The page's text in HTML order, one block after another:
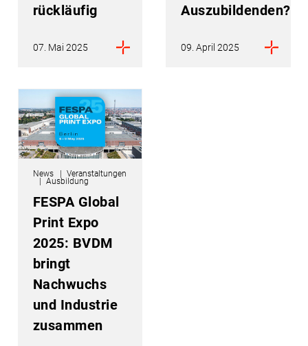
rückläufig
07. Mai 2025
Auszubildenden?
09. April 2025
News Veranstaltungen
Ausbildung
FESPA Global
Print Expo
2025: BVDM
bringt
Nachwuchs
und Industrie
zusammen